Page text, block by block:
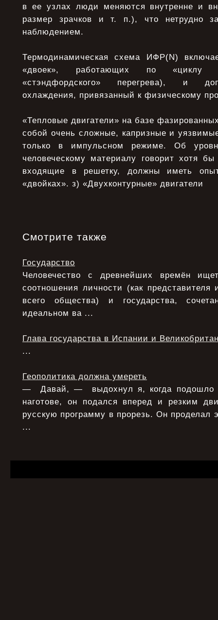
в ее узлах люди меняются внутренне и
размер зрачков и т. п.), что нетрудно
наблюдением.
Термодинамическая схема ИФР(N)
«двоек», работающих по «циклу
«стэндфордского» перегрева), и
охлаждения, привязанный к физическому
«Тепловые двигатели» на базе
собой очень сложные, капризные и
только в импульсном режиме. Об
человеческому материалу говорит хотя
входящие в решетку, должны иметь
«двойках». з) «Двухконтурные» двигатели
Смотрите также
Государство
Человечество с древнейших времён
соотношения личности (как представителя
всего общества) и государства,
идеальном ва ...
Глава государства в Испании и
...
Геополитика должна умереть
— Давай, — выдохнул я, когда подошло
наготове, он подался вперед и резким
русскую программу в прорезь. Он проделал
...